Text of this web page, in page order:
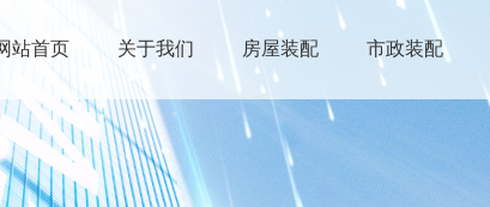
站首页 关于我们 房屋装配 市政装配